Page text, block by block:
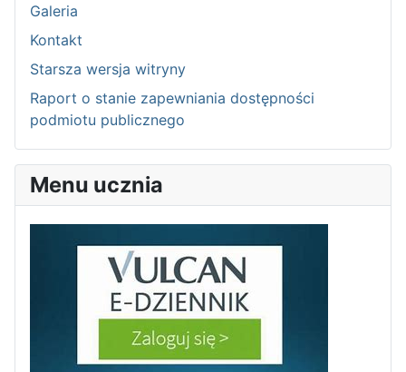
Galeria
Kontakt
Starsza wersja witryny
Raport o stanie zapewniania dostępności
podmiotu publicznego
Menu ucznia